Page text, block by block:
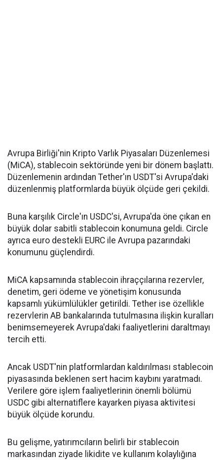
Avrupa Birliği'nin Kripto Varlık Piyasaları Düzenlemesi
(MiCA), stablecoin sektöründe yeni bir dönem başlattı.
Düzenlemenin ardından Tether'ın USDT'si Avrupa'daki
düzenlenmiş platformlarda büyük ölçüde geri çekildi.
Buna karşılık Circle'ın USDC'si, Avrupa'da öne çıkan en
büyük dolar sabitli stablecoin konumuna geldi. Circle
ayrıca euro destekli EURC ile Avrupa pazarındaki
konumunu güçlendirdi.
MiCA kapsamında stablecoin ihraççılarına rezervler,
denetim, geri ödeme ve yönetişim konusunda
kapsamlı yükümlülükler getirildi. Tether ise özellikle
rezervlerin AB bankalarında tutulmasına ilişkin kuralları
benimsemeyerek Avrupa'daki faaliyetlerini daraltmayı
tercih etti.
Ancak USDT'nin platformlardan kaldırılması stablecoin
piyasasında beklenen sert hacim kaybını yaratmadı.
Verilere göre işlem faaliyetlerinin önemli bölümü
USDC gibi alternatiflere kayarken piyasa aktivitesi
büyük ölçüde korundu.
Bu gelişme, yatırımcıların belirli bir stablecoin
markasından ziyade likidite ve kullanım kolaylığına